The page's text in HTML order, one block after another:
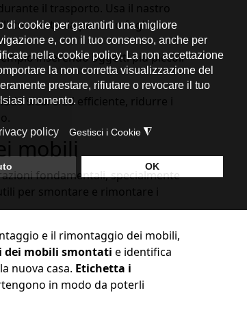
il trasporto. Usa il nastro
con carta da pacchi o fogli di
inserendo oggetti più piccoli
sicuro ed efficiente, ridurre i
mobili
fondamentali, specialmente
per smontare e rimontare i
e il rimontaggio dei mobili,
dei mobili smontati e identifica
nuova casa. Etichetta i
in modo da poterli